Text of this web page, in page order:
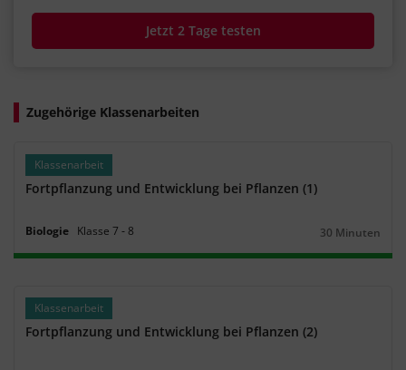
Jetzt 2 Tage testen
Zugehörige Klassenarbeiten
Klassenarbeit
Fortpflanzung und Entwicklung bei Pflanzen (1)
Biologie Klasse 7 ‐ 8
Dauer:
30 Minuten
Klassenarbeit
Fortpflanzung und Entwicklung bei Pflanzen (2)